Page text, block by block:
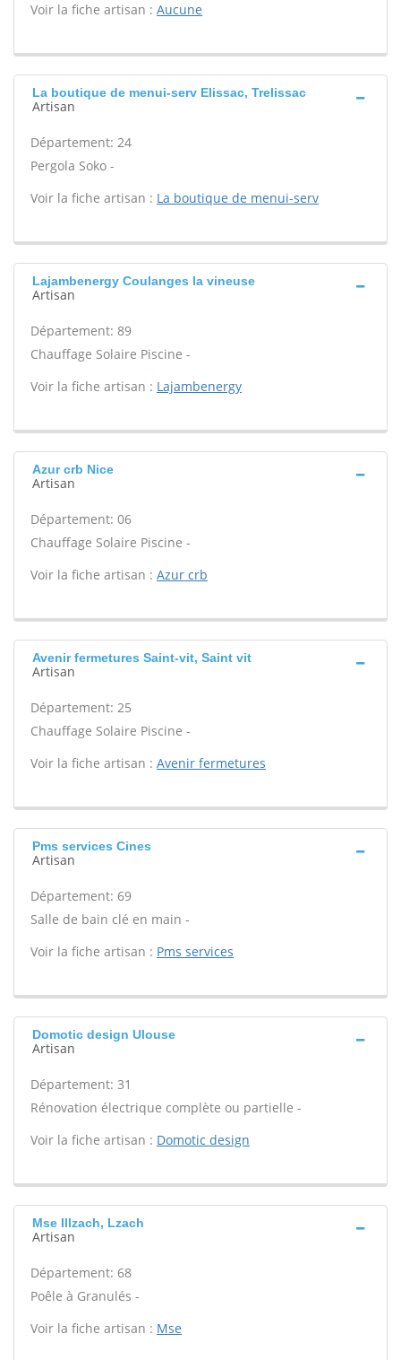
Voir la fiche artisan : Aucune
La boutique de menui-serv Elissac, Trelissac
Artisan
Département: 24
Pergola Soko -
Voir la fiche artisan : La boutique de menui-serv
Lajambenergy Coulanges la vineuse
Artisan
Département: 89
Chauffage Solaire Piscine -
Voir la fiche artisan : Lajambenergy
Azur crb Nice
Artisan
Département: 06
Chauffage Solaire Piscine -
Voir la fiche artisan : Azur crb
Avenir fermetures Saint-vit, Saint vit
Artisan
Département: 25
Chauffage Solaire Piscine -
Voir la fiche artisan : Avenir fermetures
Pms services Cines
Artisan
Département: 69
Salle de bain clé en main -
Voir la fiche artisan : Pms services
Domotic design Ulouse
Artisan
Département: 31
Rénovation électrique complète ou partielle -
Voir la fiche artisan : Domotic design
Mse Illzach, Lzach
Artisan
Département: 68
Poêle à Granulés -
Voir la fiche artisan : Mse